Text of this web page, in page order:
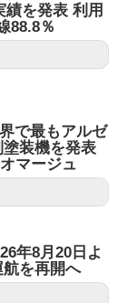
を発表 利用
88.8％
で最もアルゼ
装機を発表
マージュ
年8月20日よ
を再開へ